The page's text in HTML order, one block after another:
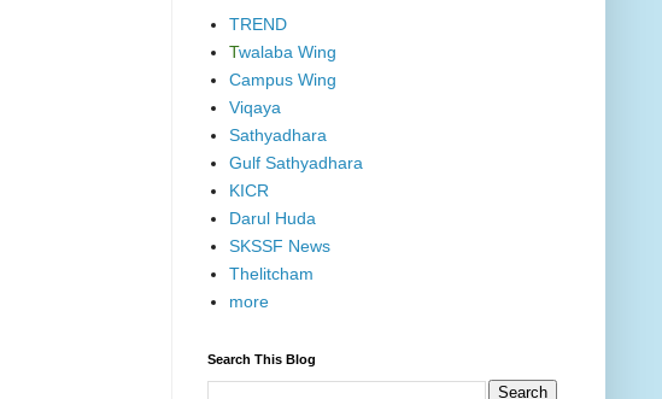
TREND
Twalaba Wing
Campus Wing
Viqaya
Sathyadhara
Gulf Sathyadhara
KICR
Darul Huda
SKSSF News
Thelitcham
more
Search This Blog